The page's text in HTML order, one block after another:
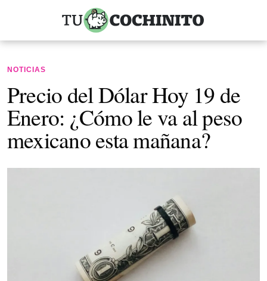
NOTICIAS
Precio del Dólar Hoy 19 de
Enero: ¿Cómo le va al peso
mexicano esta mañana?